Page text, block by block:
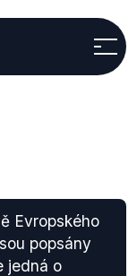
Evropského
popsány
jedná o